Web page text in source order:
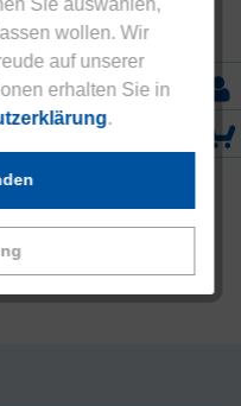
wollen. Wir
auf unserer
erhalten Sie in
.